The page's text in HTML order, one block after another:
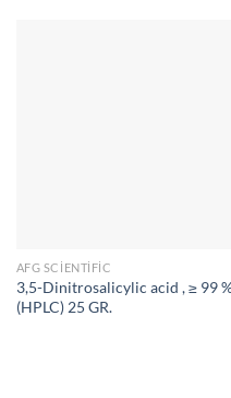
AFG SCIENTIFIC
3,5-Dinitrosalicylic acid , ≥ 99
(HPLC) 25 GR.